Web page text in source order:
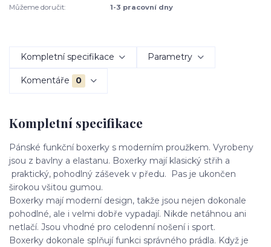
Můžeme doručit:
1-3 pracovní dny
Kompletní specifikace Parametry
Komentáře 0
Kompletní specifikace
Pánské funkční boxerky s moderním proužkem. Vyrobeny
jsou z bavlny a elastanu. Boxerky mají klasický střih a
praktický, pohodlný záševek v předu. Pas je ukončen
širokou všitou gumou.
Boxerky mají moderní design, takže jsou nejen dokonale
pohodlné, ale i velmi dobře vypadají. Nikde netáhnou ani
netlačí. Jsou vhodné pro celodenní nošení i sport.
Boxerky dokonale splňují funkci správného prádla. Když je